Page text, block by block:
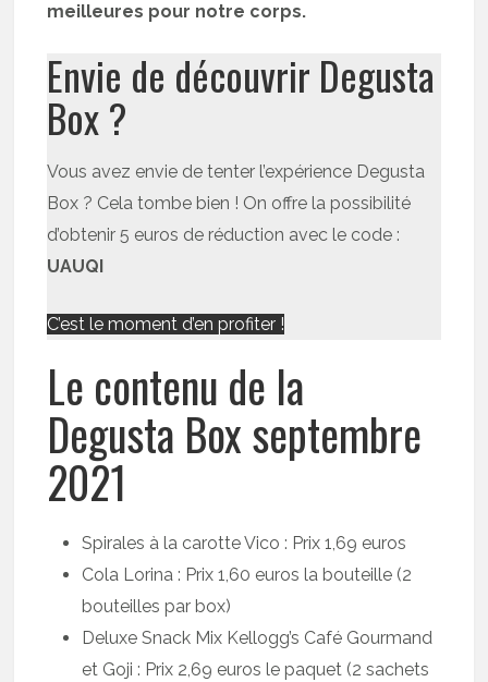
meilleures pour notre corps.
Envie de découvrir Degusta
Box ?
Vous avez envie de tenter l’expérience Degusta
Box ? Cela tombe bien ! On offre la possibilité
d’obtenir 5 euros de réduction avec le code :
UAUQI
C’est le moment d’en profiter !
Le contenu de la
Degusta Box septembre
2021
Spirales à la carotte Vico : Prix 1,69 euros
Cola Lorina : Prix 1,60 euros la bouteille (2
bouteilles par box)
Deluxe Snack Mix Kellogg’s Café Gourmand
et Goji : Prix 2,69 euros le paquet (2 sachets